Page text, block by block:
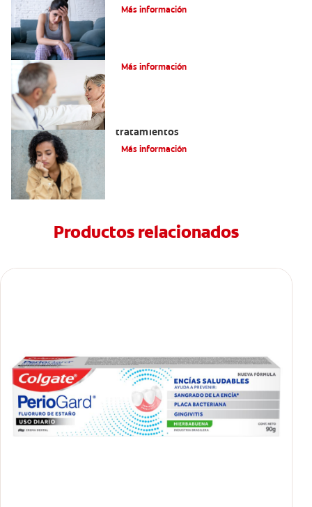
Más información
Más información
tratamientos
Más información
Productos relacionados